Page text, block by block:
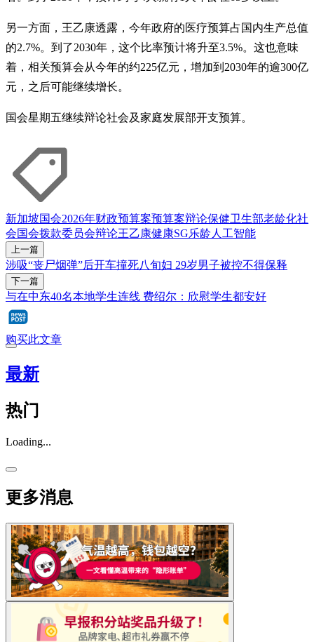
另一方面，王乙康透露，今年政府的医疗预算占国内生产总值
的2.7%。到了2030年，这个比率预计将升至3.5%。这也意味
着，相关预算会从今年的约225亿元，增加到2030年的逾300亿
元，之后可能继续增长。
国会星期五继续辩论社会及家庭发展部开支预算。
新加坡国会2026年财政预算案预算案辩论保健卫生部老龄化社
会国会拨款委员会辩论王乙康健康SG乐龄 人工智能
上一篇
涉吸“丧尸烟弹”后开车撞死八旬妇 29岁男子被控不得保释
下一篇
与在中东40名本地学生连线 费绍尔：欣慰学生都安好
购买此文章
最新
热门
Loading...
更多消息